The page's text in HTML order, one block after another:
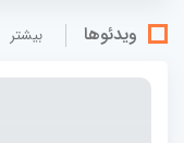
ویدئوها بيشتر